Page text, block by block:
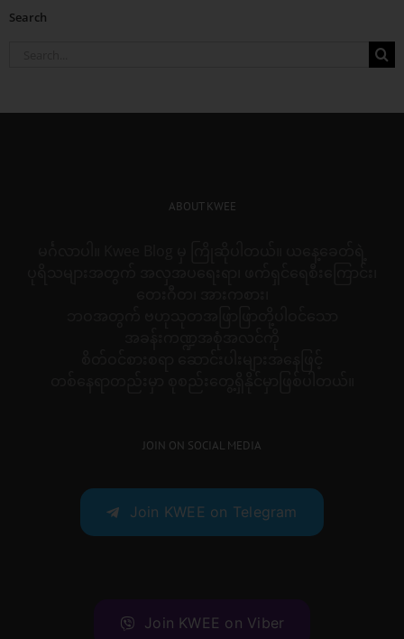
Search
ABOUT KWEE
JOIN ON SOCIAL MEDIA
Join KWEE on Telegram
Join KWEE on Viber